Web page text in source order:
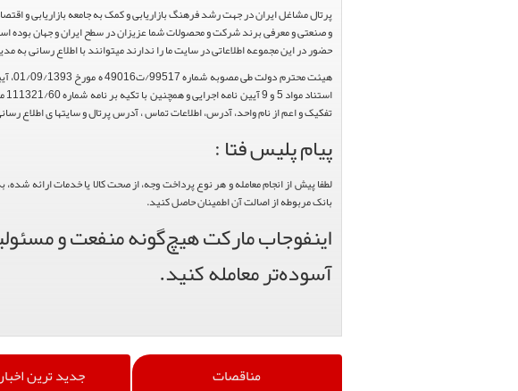
و صنعتی و معرفی برند شرکت و محصولات شما عزیزان در سطح ایران و جهان بوده
حضور در این مجموعه اطلاعاتی در سایت ما را ندارند میتوانند با اطلاع رسانی
تفکیک و اعم از نام واحد، آدرس، اطلاعات تماس ، آدرس پرتال و سایتها ی اطلاع
پیام پلیس فتا :
لطفا پیش از انجام معامله و هر نوع پرداخت وجه، از صحت کالا یا خدمات ارائه
بانک مربوطه از اصالت آن اطمینان حاصل کنید.
اینفوجاب مارکت هیچ‌گونه منفعت و
آسوده‌تر معامله کنید.
مناقصات جدید ترین